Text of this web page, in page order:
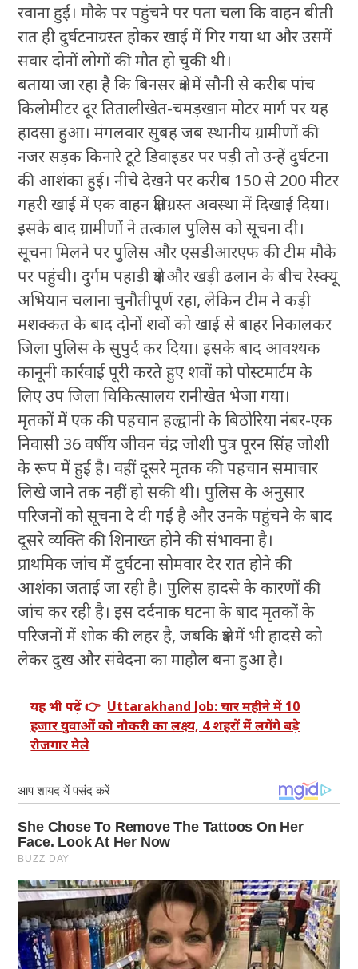
रवाना हुई। मौके पर पहुंचने पर पता चला कि वाहन बीती
रात ही दुर्घटनाग्रस्त होकर खाई में गिर गया था और उसमें
सवार दोनों लोगों की मौत हो चुकी थी।
बताया जा रहा है कि बिनसर क्षेत्र में सौनी से करीब पांच
किलोमीटर दूर तितालीखेत-चमड़खान मोटर मार्ग पर यह
हादसा हुआ। मंगलवार सुबह जब स्थानीय ग्रामीणों की
नजर सड़क किनारे टूटे डिवाइडर पर पड़ी तो उन्हें दुर्घटना
की आशंका हुई। नीचे देखने पर करीब 150 से 200 मीटर
गहरी खाई में एक वाहन क्षतिग्रस्त अवस्था में दिखाई दिया।
इसके बाद ग्रामीणों ने तत्काल पुलिस को सूचना दी।
सूचना मिलने पर पुलिस और एसडीआरएफ की टीम मौके
पर पहुंची। दुर्गम पहाड़ी क्षेत्र और खड़ी ढलान के बीच रेस्क्यू
अभियान चलाना चुनौतीपूर्ण रहा, लेकिन टीम ने कड़ी
मशक्कत के बाद दोनों शवों को खाई से बाहर निकालकर
जिला पुलिस के सुपुर्द कर दिया। इसके बाद आवश्यक
कानूनी कार्रवाई पूरी करते हुए शवों को पोस्टमार्टम के
लिए उप जिला चिकित्सालय रानीखेत भेजा गया।
मृतकों में एक की पहचान हल्द्वानी के बिठोरिया नंबर-एक
निवासी 36 वर्षीय जीवन चंद्र जोशी पुत्र पूरन सिंह जोशी
के रूप में हुई है। वहीं दूसरे मृतक की पहचान समाचार
लिखे जाने तक नहीं हो सकी थी। पुलिस के अनुसार
परिजनों को सूचना दे दी गई है और उनके पहुंचने के बाद
दूसरे व्यक्ति की शिनाख्त होने की संभावना है।
प्राथमिक जांच में दुर्घटना सोमवार देर रात होने की
आशंका जताई जा रही है। पुलिस हादसे के कारणों की
जांच कर रही है। इस दर्दनाक घटना के बाद मृतकों के
परिजनों में शोक की लहर है, जबकि क्षेत्र में भी हादसे को
लेकर दुख और संवेदना का माहौल बना हुआ है।
यह भी पढ़ें 👉 Uttarakhand Job: चार महीने में 10
हजार युवाओं को नौकरी का लक्ष्य, 4 शहरों में लगेंगे बड़े
रोजगार मेले